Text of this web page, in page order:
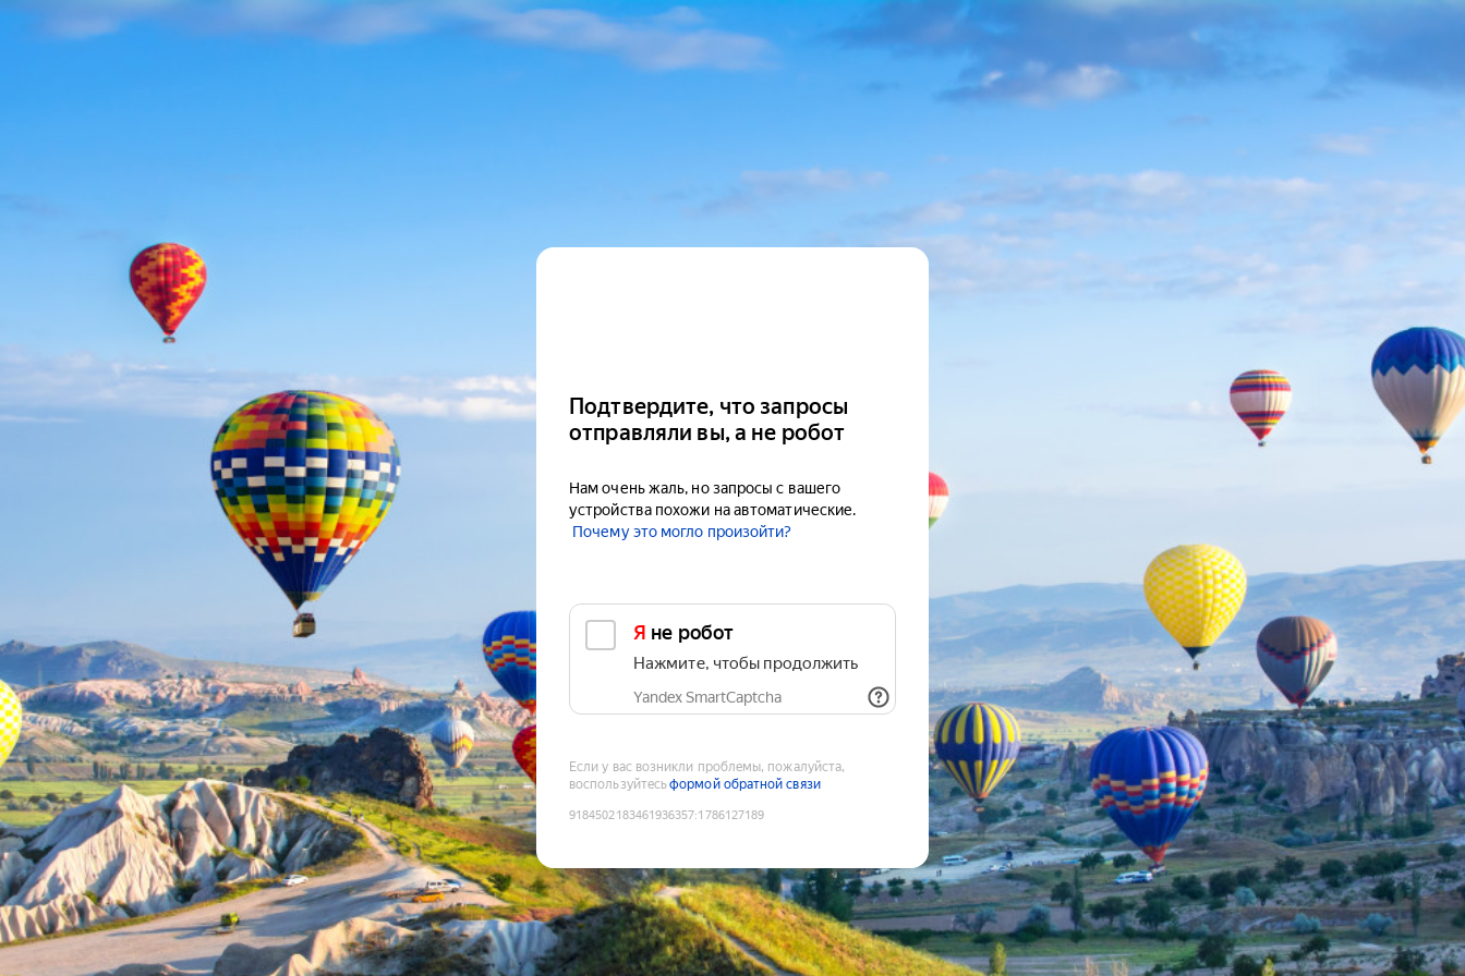
Подтвердите, что запросы
отправляли вы, а не робот
Нам очень жаль, но запросы с вашего
устройства похожи на автоматические.
Почему это могло произойти?
Я не робот
Нажмите, чтобы продолжить
Yandex SmartCaptcha
Если у вас возникли проблемы, пожалуйста,
воспользуйтесьформой обратной связи
9184502183461936357:1786127189